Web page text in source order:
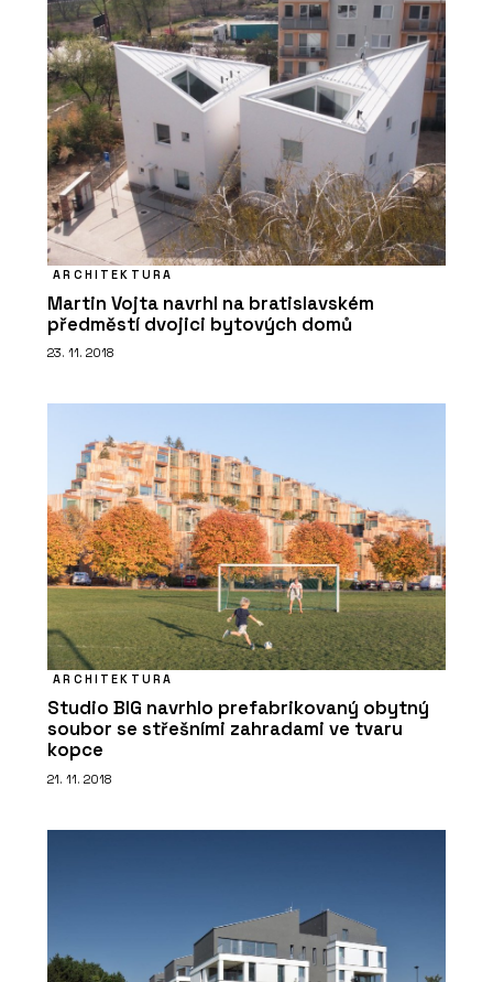
ARCHITEKTURA
Martin Vojta navrhl na bratislavském
předměstí dvojici bytových domů
23. 11. 2018
ARCHITEKTURA
Studio BIG navrhlo prefabrikovaný obytný
soubor se střešními zahradami ve tvaru
kopce
21. 11. 2018